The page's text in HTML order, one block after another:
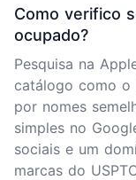
Como verifico
ocupado?
Pesquisa na
catálogo como o
por nomes
simples no
sociais e um
marcas do